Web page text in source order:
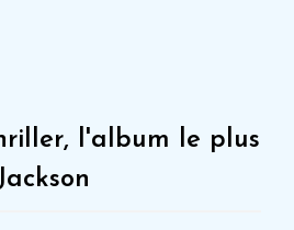
l'album le plus